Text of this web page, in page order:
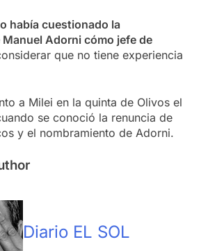
había cuestionado la
Adorni cómo jefe de
que no tiene experiencia
a Milei en la quinta de Olivos el
se conoció la renuncia de
y el nombramiento de Adorni.
Diario EL SOL